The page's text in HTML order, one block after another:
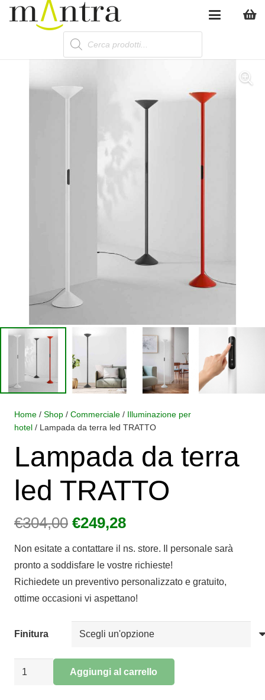
Products
search
Home / Shop / Commerciale / Illuminazione per
hotel / Lampada da terra led TRATTO
Lampada da terra
led TRATTO
€304,00 Il
originale
era:
€304,00.
€249,28Il
attuale
è:
€249,28.
Non esitate a contattare il ns. store. Il personale sarà
pronto a soddisfare le vostre richieste!
Richiedete un preventivo personalizzato e gratuito,
ottime occasioni vi aspettano!
Finitura
Lampada
Aggiungi al carrello